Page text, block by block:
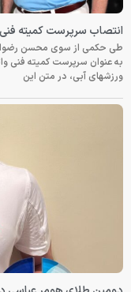
انتصاب سرپرست کمیته
طی حکمی از سوی محسن
به عنوان سرپرست کمیته فنی
ورزشهای آبی، در متن این